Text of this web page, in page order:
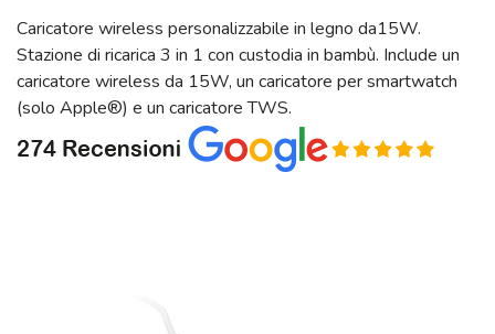
Caricatore wireless personalizzabile in legno da15W.
Stazione di ricarica 3 in 1 con custodia in bambù. Include un
caricatore wireless da 15W, un caricatore per smartwatch
(solo Apple®) e un caricatore TWS.